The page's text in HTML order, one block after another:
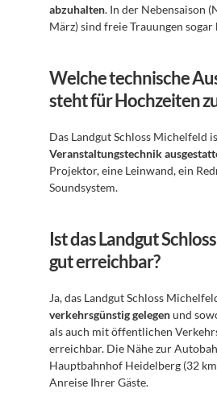
abzuhalten. In der Nebensaison
März) sind freie Trauungen
Welche technische
steht für Hochzeiten
Das Landgut Schloss Michelfeld
Veranstaltungstechnik
Projektor, eine Leinwand, ein
Soundsystem.
Ist das Landgut
gut erreichbar?
verkehrsgünstig gelegen und
als auch mit öffentlichen
erreichbar. Die Nähe zur
Hauptbahnhof Heidelberg (32
Anreise Ihrer Gäste.